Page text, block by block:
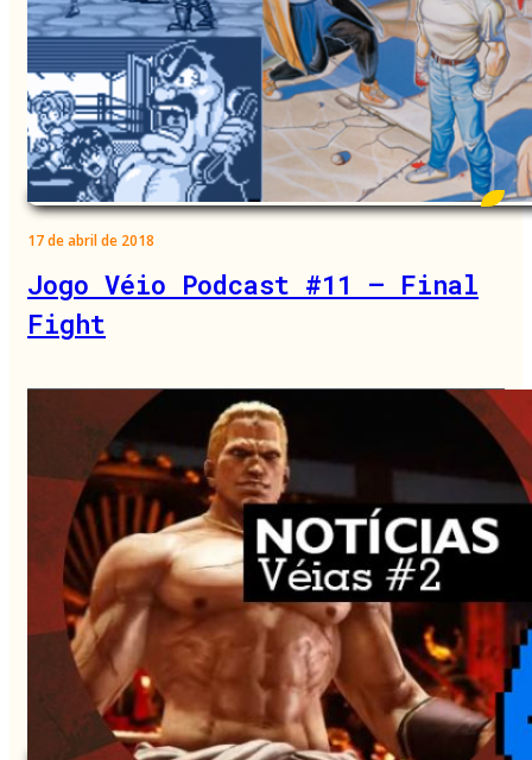
17 de abril de 2018
Jogo Véio Podcast #11 – Final
Fight